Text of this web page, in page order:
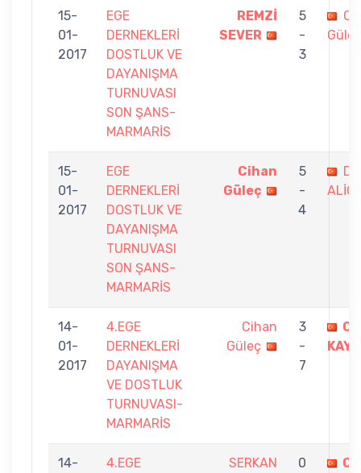
15-
01-
2017
EGE
DERNEKLERİ
DOSTLUK VE
DAYANIŞMA
TURNUVASI
SON ŞANS-
MARMARİS
REMZİ
SEVER
5
-
3
Güleç
15-
01-
2017
EGE
DERNEKLERİ
DOSTLUK VE
DAYANIŞMA
TURNUVASI
SON ŞANS-
MARMARİS
Cihan
Güleç
5
-
4
ALİÇ
14-
01-
2017
4.EGE
DERNEKLERİ
DAYANIŞMA
VE DOSTLUK
TURNUVASI-
MARMARİS
Cihan
Güleç
3
-
7
KAYA
14-
4.EGE
SERKAN
0